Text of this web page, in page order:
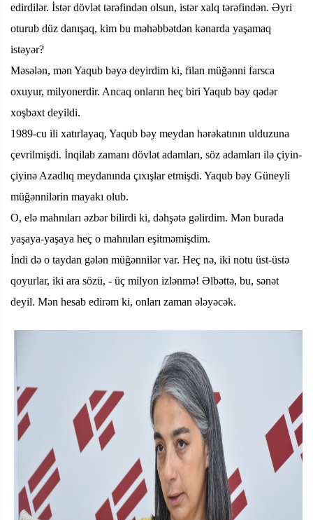
edirdilər. İstər dövlət tərəfindən olsun, istər xalq tərəfindən. Əyri
oturub düz danışaq, kim bu məhəbbətdən kənarda yaşamaq
istəyər?
Məsələn, mən Yaqub bəyə deyirdim ki, filan müğənni farsca
oxuyur, milyonerdir. Ancaq onların heç biri Yaqub bəy qədər
xoşbəxt deyildi.
1989-cu ili xatırlayaq, Yaqub bəy meydan hərəkatının ulduzuna
çevrilmişdi. İnqilab zamanı dövlət adamları, söz adamları ilə çiyin-
çiyinə Azadlıq meydanında çıxışlar etmişdi. Yaqub bəy Güneyli
müğənnilərin mayakı olub.
O, elə mahnıları əzbər bilirdi ki, dəhşətə gəlirdim. Mən burada
yaşaya-yaşaya heç o mahnıları eşitməmişdim.
İndi də o taydan gələn müğənnilər var. Heç nə, iki notu üst-üstə
qoyurlar, iki ara sözü, - üç milyon izlənmə! Əlbəttə, bu, sənət
deyil. Mən hesab edirəm ki, onları zaman ələyəcək.